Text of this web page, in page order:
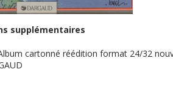
supplémentaires
cartonné réédition format 24/32